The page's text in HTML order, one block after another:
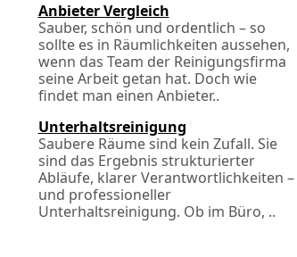
Anbieter Vergleich
Sauber, schön und ordentlich – so
sollte es in Räumlichkeiten aussehen,
wenn das Team der Reinigungsfirma
seine Arbeit getan hat. Doch wie
findet man einen Anbieter..
Unterhaltsreinigung
Saubere Räume sind kein Zufall. Sie
sind das Ergebnis strukturierter
Abläufe, klarer Verantwortlichkeiten –
und professioneller
Unterhaltsreinigung. Ob im Büro, ..